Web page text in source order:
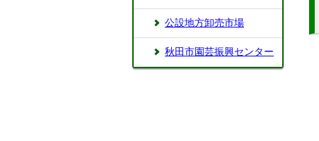
公設地方卸売市場
秋田市園芸振興センター